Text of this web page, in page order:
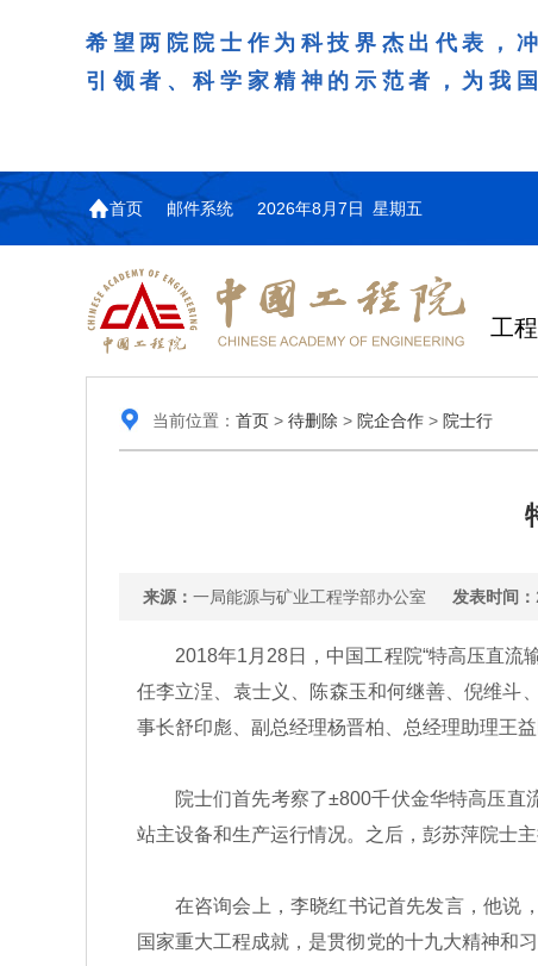
希望两院院士作为科技界杰出代表，
引领者、科学家精神的示范者，为我
首页 邮件系统 2026年8月7日 星期五
工
当前位置： 首页> 待删除 > 院企合作> 院士行
来源： 一局能源与矿业工程学部办公室 发表时间：
2018年1月28日，中国工程院“特高压直流输
任李立浧、袁士义、陈森玉和何继善、倪维斗
事长舒印彪、副总经理杨晋柏、总经理助理王
院士们首先考察了±800千伏金华特高压直流
站主设备和生产运行情况。之后，彭苏萍院士
在咨询会上，李晓红书记首先发言，他说，
国家重大工程成就，是贯彻党的十九大精神和